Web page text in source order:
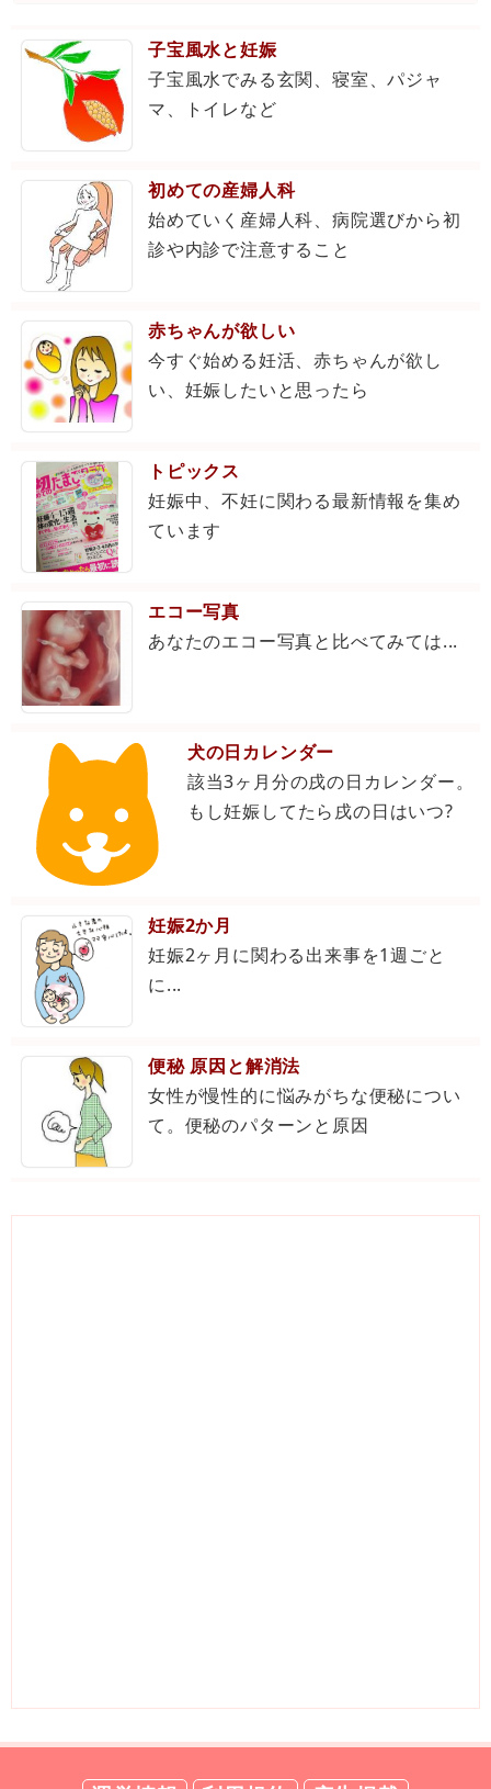
子宝風水と妊娠
子宝風水でみる玄関、寝室、パジャ
マ、トイレなど
初めての産婦人科
始めていく産婦人科、病院選びから初
診や内診で注意すること
赤ちゃんが欲しい
今すぐ始める妊活、赤ちゃんが欲し
い、妊娠したいと思ったら
トピックス
妊娠中、不妊に関わる最新情報を集め
ています
エコー写真
あなたのエコー写真と比べてみては...
犬の日カレンダー
該当3ヶ月分の戌の日カレンダー。
もし妊娠してたら戌の日はいつ?
妊娠2か月
妊娠2ヶ月に関わる出来事を1週ごと
に...
便秘 原因と解消法
女性が慢性的に悩みがちな便秘につい
て。便秘のパターンと原因